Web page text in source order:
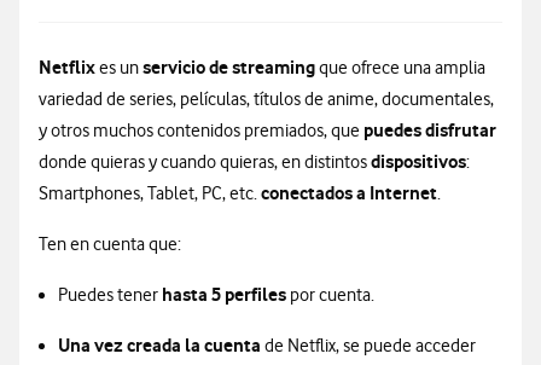
Netflixes unservicio de streamingque ofrece una amplia
variedad de series, películas, títulos de anime, documentales,
y otros muchos contenidos premiados, que puedes disfrutar
donde quieras y cuando quieras, en distintosdispositivos:
Smartphones, Tablet, PC, etc.conectados a Internet.
Ten en cuenta que:
Puedes tener hasta 5 perfiles por cuenta.
Una vez creada la cuenta de Netflix, se puede acceder